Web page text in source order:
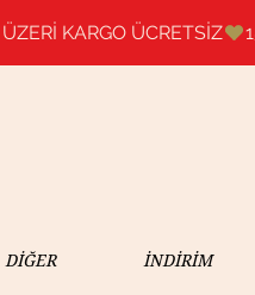
DİĞER İNDİRİM